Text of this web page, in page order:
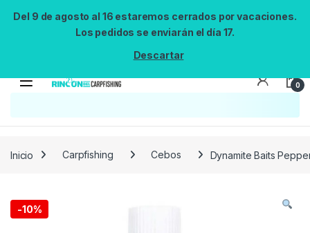
Del 9 de agosto al 16 estaremos cerrados por vacaciones.
Los pedidos se enviarán el día 17.
Descartar
0